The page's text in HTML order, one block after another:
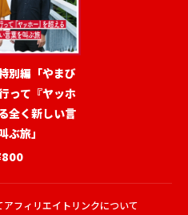
別編「やまび
って『ヤッホ
全く新しい言
ぶ旅」
アフィリエイトリンクについて